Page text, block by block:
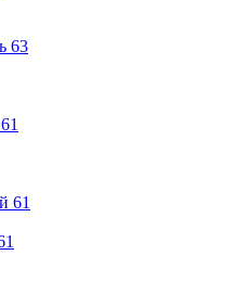
63
61
61